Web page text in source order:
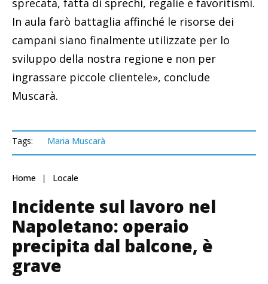
sprecata, fatta di sprechi, regalie e favoritismi.
In aula farò battaglia affinché le risorse dei
campani siano finalmente utilizzate per lo
sviluppo della nostra regione e non per
ingrassare piccole clientele», conclude
Muscarà.
Tags: Maria Muscarà
Home Locale
Incidente sul lavoro nel
Napoletano: operaio
precipita dal balcone, è
grave